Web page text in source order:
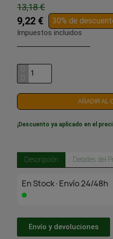
13,18 €
9,22 € 30% de
Impuestos incluidos
AÑADIR AL
¡Descuento ya aplicado en el
Descripción Detalles del
En Stock·Envío 24/48h
Envío y devoluciones